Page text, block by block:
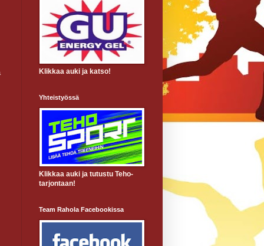
Klikkaa auki ja katso!
Yhteistyössä
Klikkaa auki ja tutustu Teho-
tarjontaan!
Team Rahola Facebookissa